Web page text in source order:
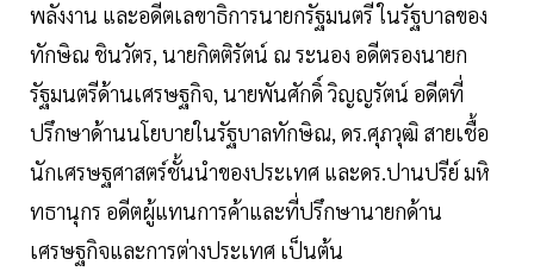
พลังงาน และอดีตเลขาธิการนายกรัฐมนตรี ในรัฐบาลของ
ทักษิณ ชินวัตร, นายกิตติรัตน์ ณ ระนอง อดีตรองนายก
รัฐมนตรีด้านเศรษฐกิจ, นายพันศักดิ์ วิญญรัตน์ อดีตที่
ปรึกษาด้านนโยบายในรัฐบาลทักษิณ, ดร.ศุภวุฒิ สายเชื้อ
นักเศรษฐศาสตร์ชั้นนำของประเทศ และดร.ปานปรีย์ มหิ
ทธานุกร อดีตผู้แทนการค้าและที่ปรึกษานายกด้าน
เศรษฐกิจและการต่างประเทศ เป็นต้น